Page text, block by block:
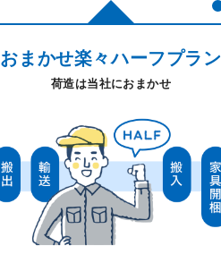
おまかせ楽々ハーフプラン
荷造は当社におまかせ